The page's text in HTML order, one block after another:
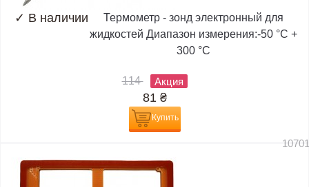
✓ В наличии
Термометр - зонд электронный для
жидкостей Диапазон измерения:-50 °C +
300 °C
114 Акция
81 ₴
Купить